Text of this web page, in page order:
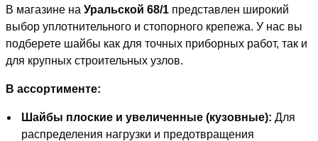
В магазине на Уральской 68/1 представлен широкий
выбор уплотнительного и стопорного крепежа. У нас вы
подберете шайбы как для точных приборных работ, так и
для крупных строительных узлов.
В ассортименте:
Шайбы плоские и увеличенные (кузовные): Для
распределения нагрузки и предотвращения